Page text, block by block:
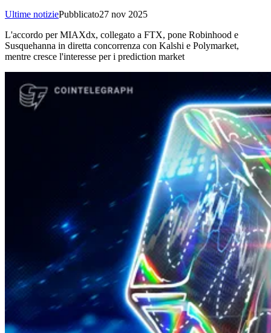
Ultime notiziePubblicato27 nov 2025
L'accordo per MIAXdx, collegato a FTX, pone Robinhood e
Susquehanna in diretta concorrenza con Kalshi e Polymarket,
mentre cresce l'interesse per i prediction market